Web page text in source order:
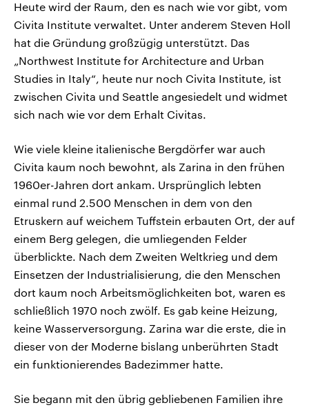
Heute wird der Raum, den es nach wie vor gibt, vom
Civita Institute verwaltet. Unter anderem Steven Holl
hat die Gründung großzügig unterstützt. Das
„Northwest Institute for Architecture and Urban
Studies in Italy“, heute nur noch Civita Institute, ist
zwischen Civita und Seattle angesiedelt und widmet
sich nach wie vor dem Erhalt Civitas.
Wie viele kleine italienische Bergdörfer war auch
Civita kaum noch bewohnt, als Zarina in den frühen
1960er-Jahren dort ankam. Ursprünglich lebten
einmal rund 2.500 Menschen in dem von den
Etruskern auf weichem Tuffstein erbauten Ort, der auf
einem Berg gelegen, die umliegenden Felder
überblickte. Nach dem Zweiten Weltkrieg und dem
Einsetzen der Industrialisierung, die den Menschen
dort kaum noch Arbeitsmöglichkeiten bot, waren es
schließlich 1970 noch zwölf. Es gab keine Heizung,
keine Wasserversorgung. Zarina war die erste, die in
dieser von der Moderne bislang unberührten Stadt
ein funktionierendes Badezimmer hatte.
Sie begann mit den übrig gebliebenen Familien ihre